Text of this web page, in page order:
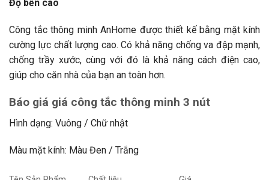
Độ bền cao
Công tắc thông minh AnHome được thiết kế bằng mặt kính
cường lực chất lượng cao. Có khả năng chống va đập mạnh,
chống trầy xước, cùng với đó là khả năng cách điện cao,
giúp cho căn nhà của bạn an toàn hơn.
Báo giá giá công tắc thông minh 3 nút
Hình dạng: Vuông / Chữ nhật
Màu mặt kính: Màu Đen / Trắng